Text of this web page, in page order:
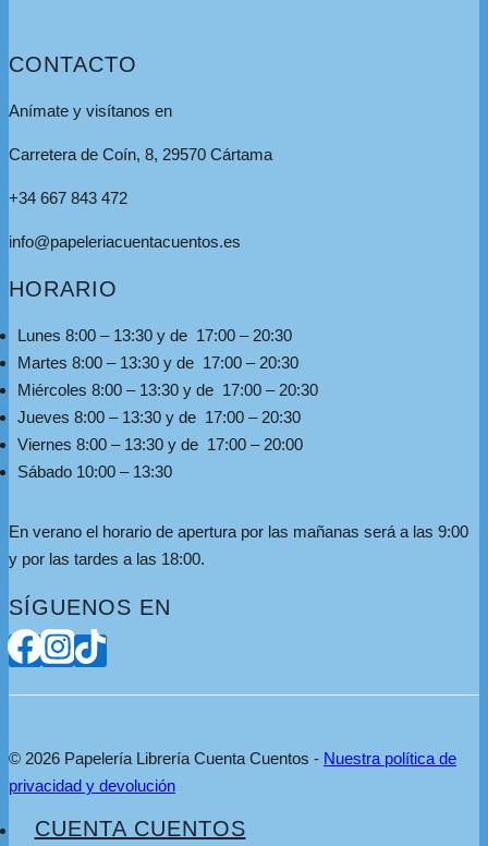
CONTACTO
Anímate y visítanos en
Carretera de Coín, 8, 29570 Cártama
+34 667 843 472
info@papeleriacuentacuentos.es
HORARIO
Lunes 8:00 – 13:30 y de 17:00 – 20:30
Martes 8:00 – 13:30 y de 17:00 – 20:30
Miércoles 8:00 – 13:30 y de 17:00 – 20:30
Jueves 8:00 – 13:30 y de 17:00 – 20:30
Viernes 8:00 – 13:30 y de 17:00 – 20:00
Sábado 10:00 – 13:30
En verano el horario de apertura por las mañanas será a las 9:00
y por las tardes a las 18:00.
SÍGUENOS EN
© 2026 Papelería Librería Cuenta Cuentos - Nuestra política de
privacidad y devolución
CUENTA CUENTOS